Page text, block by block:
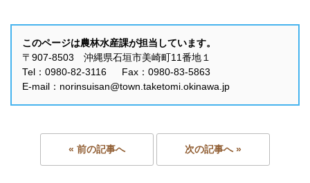
このページは農林水産課が担当しています。
〒907-8503 沖縄県石垣市美崎町11番地１
Tel：0980-82-3116 Fax：0980-83-5863
E-mail：norinsuisan@town.taketomi.okinawa.jp
« 前の記事へ 次の記事へ »